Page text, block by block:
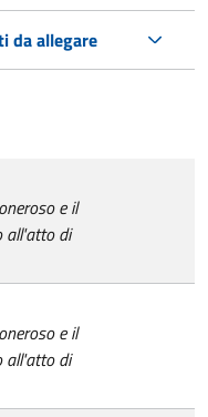
da allegare
e il
all'atto di
e il
all'atto di